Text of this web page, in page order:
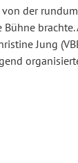
von der
brachte.
Jung